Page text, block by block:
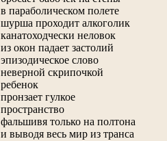
в параболическом полете
шурша проходит алкоголик
канатоходчески неловок
из окон падает застолий
эпизодическое слово
неверной скрипочкой
ребенок
пронзает гулкое
пространство
фальшивя только на полтона
и выводя весь мир из транса